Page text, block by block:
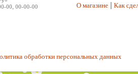
00, 00-00-00
О магазине Как
обработки персональных данных